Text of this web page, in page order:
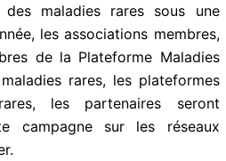
maladies rares sous une
année, les associations
membres de la Plateforme
santé maladies rares, les
rares, les partenaires
cette campagne sur les
février.